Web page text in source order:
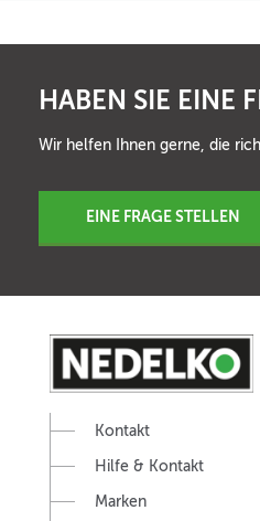
HABEN SIE EINE
Wir helfen Ihnen gerne, die
EINE FRAGE STELLEN
Kontakt
Hilfe & Kontakt
Marken